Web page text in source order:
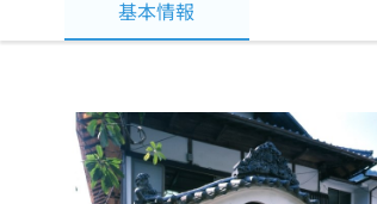
基本情報